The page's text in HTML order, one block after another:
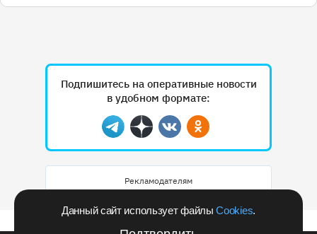
Данный сайт использует файлыCookies.
Подпишитесь на оперативные новости
в удобном формате:
Telegram
ДзенВконтактеОдноклассники
Рекламодателям